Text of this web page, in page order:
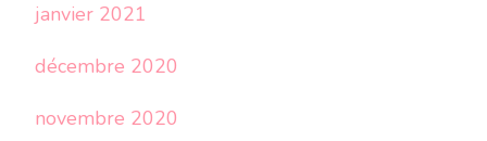
janvier 2021
décembre 2020
novembre 2020